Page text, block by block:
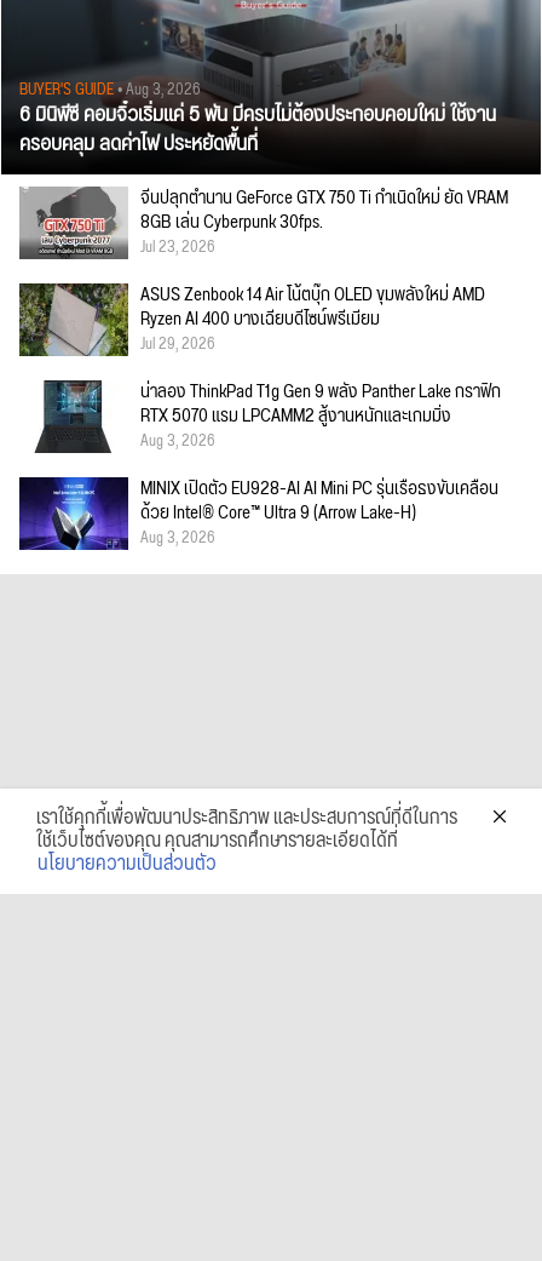
BUYER'S GUIDE• Aug 3, 2026
6 มินิพีซี คอมจิ๋วเริ่มแค่ 5 พัน มีครบไม่ต้องประกอบคอมใหม่ ใช้งาน
ครอบคลุม ลดค่าไฟ ประหยัดพื้นที่
จีนปลุกตำนาน GeForce GTX 750 Ti กำเนิดใหม่ ยัด VRAM
8GB เล่น Cyberpunk 30fps.
Jul 23, 2026
ASUS Zenbook 14 Air โน้ตบุ๊ก OLED ขุมพลังใหม่ AMD
Ryzen AI 400 บางเฉียบดีไซน์พรีเมียม
Jul 29, 2026
น่าลอง ThinkPad T1g Gen 9 พลัง Panther Lake กราฟิก
RTX 5070 แรม LPCAMM2 สู้งานหนักและเกมมิ่ง
Aug 3, 2026
MINIX เปิดตัว EU928-AI AI Mini PC รุ่นเรือธงขับเคลื่อน
ด้วย Intel® Core™ Ultra 9 (Arrow Lake-H)
Aug 3, 2026
เราใช้คุกกี้เพื่อพัฒนาประสิทธิภาพ และประสบการณ์ที่ดีในการ
ใช้เว็บไซต์ของคุณ คุณสามารถศึกษารายละเอียดได้ที่
นโยบายความเป็นส่วนตัว